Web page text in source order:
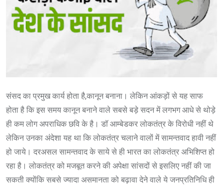
संसद का प्रमुख कार्य होता है,कानून बनाना। लेकिन आंकड़ों से यह साफ
होता है कि इस समय कानून बनाने वाले सबसे बड़े सदन में लगभग आधे से थोड़े
ही कम लोग अपराधिक छवि के है। डॉ आम्बेडकर लोकतंत्र के विरोधी नहीं थे
लेकिन उनका अंदेशा यह था कि लोकतंत्र चलाने वालों में सामन्तवाद हावी नहीं
हो जाये। दरअसल सामन्तवाद के साये से ही भारत का लोकतंत्र अभिशिप्त हो
रहा है। लोकतंत्र को मजबूत करने की अपेक्षा सांसदों से इसलिए नहीं की जा
सकती क्योंकि सबसे ज्यादा असमानता को बढ़ावा देने वाले ये जनप्रतिनिधि ही